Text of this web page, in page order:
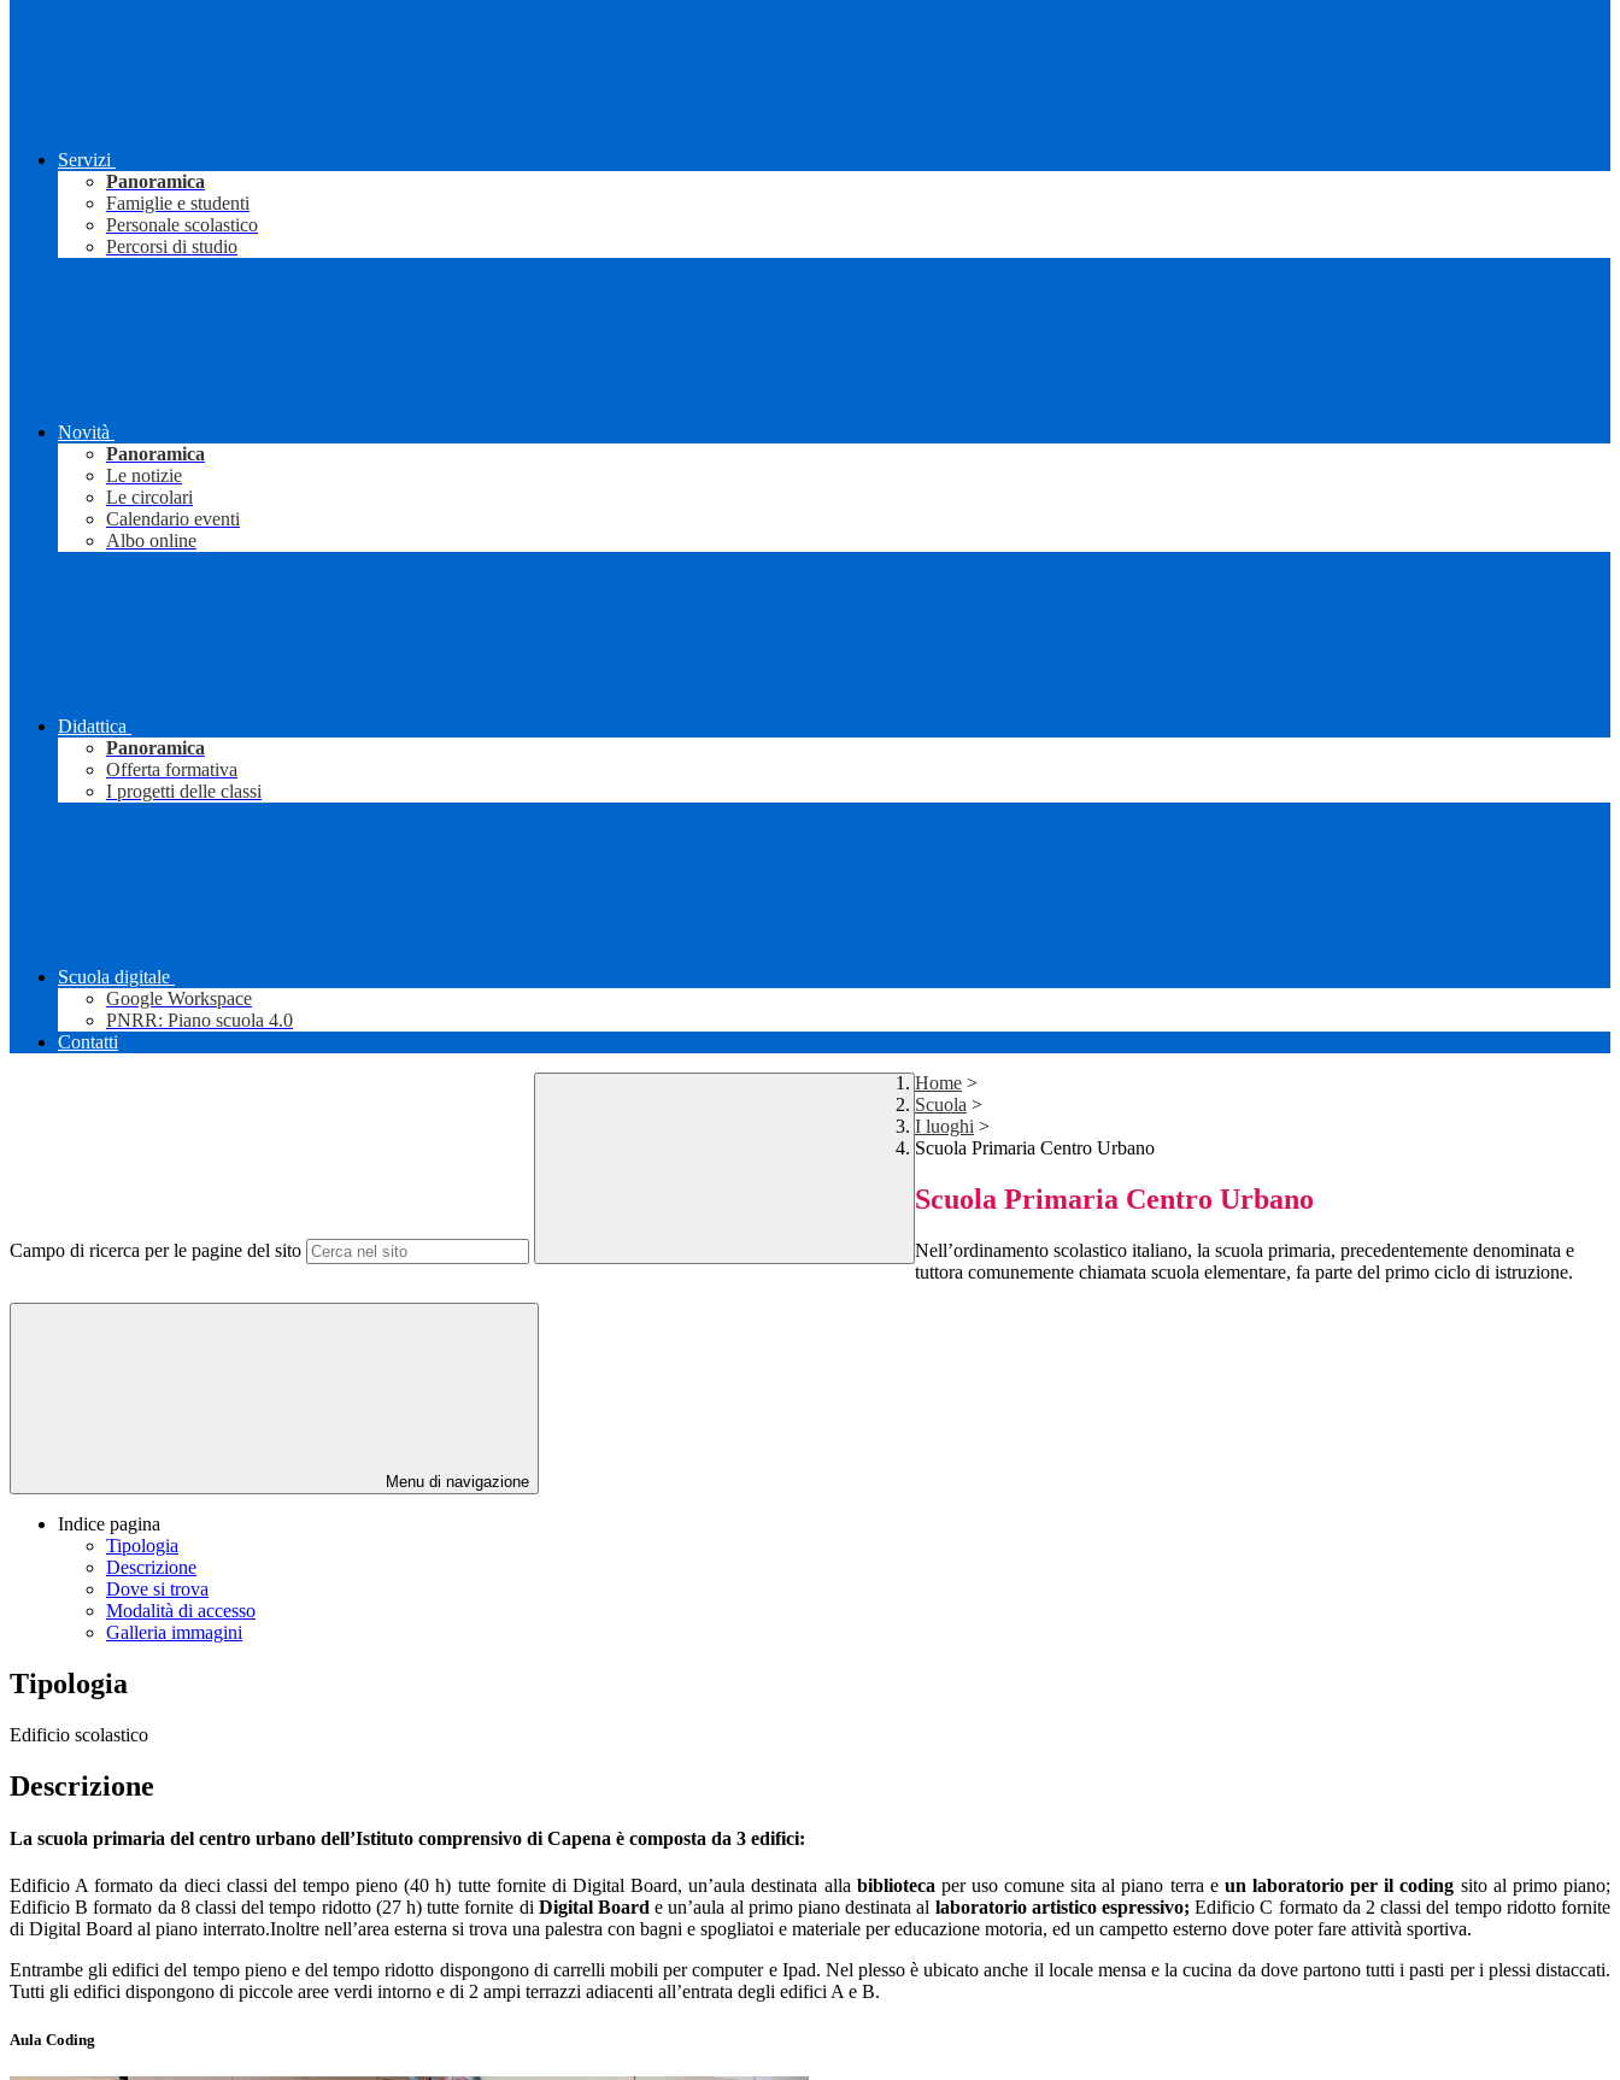
Servizi
Panoramica
Famiglie e studenti
Personale scolastico
Percorsi di studio
Novità
Panoramica
Le notizie
Le circolari
Calendario eventi
Albo online
Didattica
Panoramica
Offerta formativa
I progetti delle classi
Scuola digitale
Google Workspace
PNRR: Piano scuola 4.0
Contatti
Campo di ricerca per le pagine del sito
Home >
Scuola >
I luoghi >
Scuola Primaria Centro Urbano
Scuola Primaria Centro Urbano
Nell’ordinamento scolastico italiano, la scuola primaria, precedentemente denominata e
tuttora comunemente chiamata scuola elementare, fa parte del primo ciclo di istruzione.
Menu di navigazione
Indice pagina
Tipologia
Descrizione
Dove si trova
Modalità di accesso
Galleria immagini
Tipologia
Edificio scolastico
Descrizione
La scuola primaria del centro urbano dell’Istituto comprensivo di Capena è composta da 3 edifici:
Edificio A formato da dieci classi del tempo pieno (40 h) tutte fornite di Digital Board, un’aula destinata alla biblioteca per uso comune sita al piano terra e un laboratorio per il coding sito al primo piano;
Edificio B formato da 8 classi del tempo ridotto (27 h) tutte fornite di Digital Boarde un’aula al primo piano destinata al laboratorio artistico espressivo;Edificio C formato da 2 classi del tempo ridotto fornite
di Digital Board al piano interrato.Inoltre nell’area esterna si trova una palestra con bagni e spogliatoi e materiale per educazione motoria, ed un campetto esterno dove poter fare attività sportiva.
Entrambe gli edifici del tempo pieno e del tempo ridotto dispongono di carrelli mobili per computer e Ipad. Nel plesso è ubicato anche il locale mensa e la cucina da dove partono tutti i pasti per i plessi distaccati.
Tutti gli edifici dispongono di piccole aree verdi intorno e di 2 ampi terrazzi adiacenti all’entrata degli edifici A e B.
Aula Coding